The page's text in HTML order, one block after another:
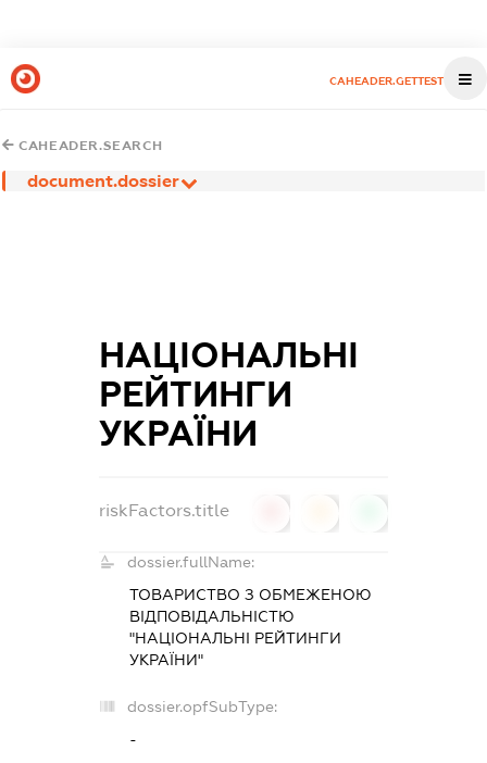
CAHEADER.GETTEST
CAHEADER.SEARCH
document.dossier
НАЦІОНАЛЬНІ
РЕЙТИНГИ
УКРАЇНИ
riskFactors.title
dossier.fullName:
ТОВАРИСТВО З ОБМЕЖЕНОЮ
ВІДПОВІДАЛЬНІСТЮ
"НАЦІОНАЛЬНІ РЕЙТИНГИ
УКРАЇНИ"
dossier.opfSubType:
-